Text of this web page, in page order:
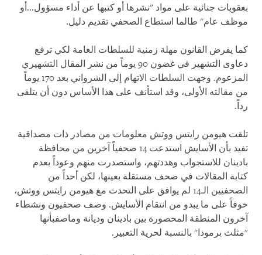
بعقوبات جنائية على مواد "نشرها أو كتبها عن أداء مسؤول...أو
موظف عام" طالما استطاع الصحفي تقديم دليل.
كما يفرض القانون مهلة زمنية للسلطات العامة لكي ترفع
دعاوى التشهير في غضون 90 يوماً من نشر المقال التشهيري
المزعوم. وجهت السلطات الاتهام إلى الشرواني بعد 170 يوماً
من مقالته الأولى، وقد استأنف على هذا الأساس دون أن يتلقى
رداً.
تلقت هيومن رايتس ووتش معلومات من مصادر ذات مصداقية
تفيد بأن الأسايش استدعت 14 صحفياً آخرين من محافظة
بادينان للاستجواب وهددتهم، واستصدرت منهم وعوداً بعدم
كتابة المقالات في صحف مستقلة بعينها، لكن أحداً من
الصحفيين الـ14 لم يوافق على التحدث مع هيومن رايتس ووتش،
خوفاً على ما يبدو من انتقام الأسايش. وصف صحفيون ونشطاء
آخرون المنطقة المحصورة بين بادينان وديانة وماصفبأنها
"مثلث برمودا" بالنسبة لحرية التعبير.